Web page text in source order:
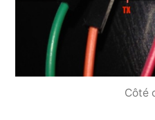
Côté